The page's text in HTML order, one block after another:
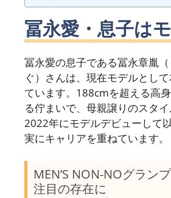
冨永愛・息子は
冨永愛の息子である冨永章胤
ぐ）さんは、現在モデルとし
ています。188cmを超える高
る佇まいで、母親譲りのスタイ
2022年にモデルデビューして
実にキャリアを重ねています。
MEN’S NON-NOグラン
注目の存在に